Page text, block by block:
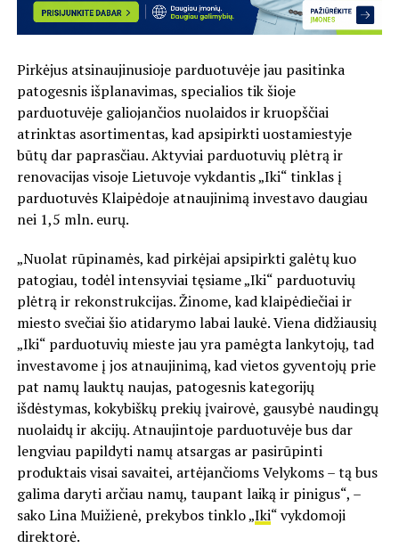
Pirkėjus atsinaujinusioje parduotuvėje jau pasitinka
patogesnis išplanavimas, specialios tik šioje
parduotuvėje galiojančios nuolaidos ir kruopščiai
atrinktas asortimentas, kad apsipirkti uostamiestyje
būtų dar paprasčiau. Aktyviai parduotuvių plėtrą ir
renovacijas visoje Lietuvoje vykdantis „Iki“ tinklas į
parduotuvės Klaipėdoje atnaujinimą investavo daugiau
nei 1,5 mln. eurų.
„Nuolat rūpinamės, kad pirkėjai apsipirkti galėtų kuo
patogiau, todėl intensyviai tęsiame „Iki“ parduotuvių
plėtrą ir rekonstrukcijas. Žinome, kad klaipėdiečiai ir
miesto svečiai šio atidarymo labai laukė. Viena didžiausių
„Iki“ parduotuvių mieste jau yra pamėgta lankytojų, tad
investavome į jos atnaujinimą, kad vietos gyventojų prie
pat namų lauktų naujas, patogesnis kategorijų
išdėstymas, kokybiškų prekių įvairovė, gausybė naudingų
nuolaidų ir akcijų. Atnaujintoje parduotuvėje bus dar
lengviau papildyti namų atsargas ar pasirūpinti
produktais visai savaitei, artėjančioms Velykoms – tą bus
galima daryti arčiau namų, taupant laiką ir pinigus“, –
sako Lina Muižienė, prekybos tinklo „Iki“ vykdomoji
direktorė.